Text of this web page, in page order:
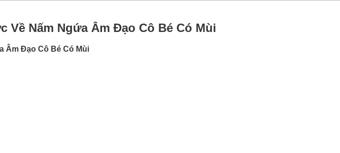
Về Nấm Ngứa Âm Đạo Cô Bé Có Mùi
Âm Đạo Cô Bé Có Mùi